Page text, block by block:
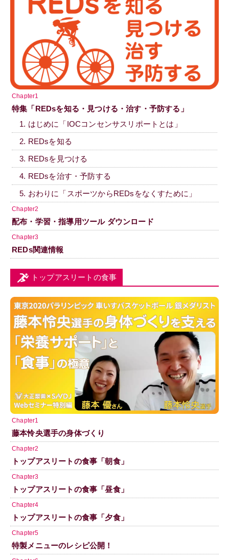
Chapter1
特集「REDsを知る・見つける・治す・予防する」
1. はじめに「IOCコンセンサスリポートとは」
2. REDsを知る
3. REDsを見つける
4. REDsを治す・予防する
5. おわりに「スポーツからREDsをなくすために」
Chapter2
配布・学習・指導用ツール ダウンロード
Chapter3
REDs関連情報
トップアスリートの食事
Chapter1
藤本怜央選手の身体づくり
Chapter2
トップアスリートの食事「朝食」
Chapter3
トップアスリートの食事「昼食」
Chapter4
トップアスリートの食事「夕食」
Chapter5
特製メニューのレシピ公開！